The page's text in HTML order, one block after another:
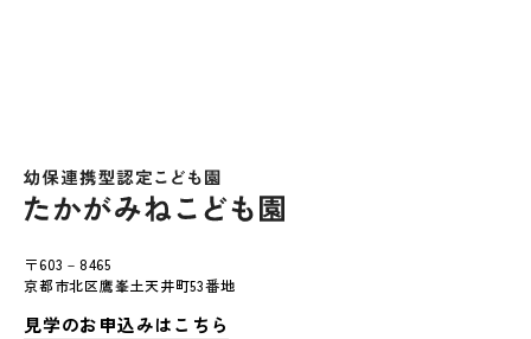
〒603－8465
京都市北区鷹峯土天井町53番地
見学のお申込みはこちら